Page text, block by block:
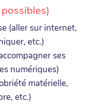
(aller sur internet,
etc.)
ses
numériques)
matérielle,
etc.)